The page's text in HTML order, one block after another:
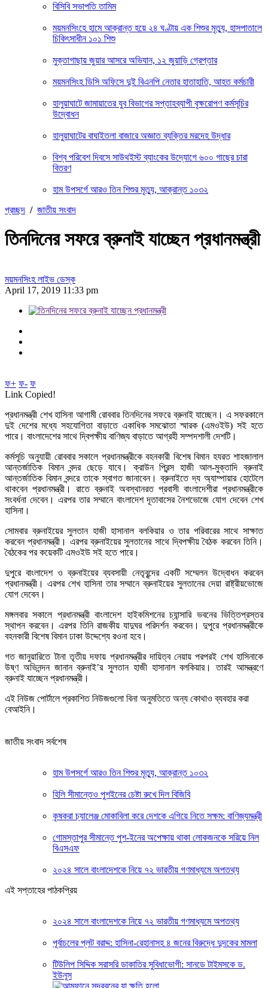
বিসিবি সভাপতি তামিম
ময়মনসিংহে হামে আক্রান্ত হয়ে ২৪ ঘণ্টায় এক শিশুর মৃত্যু, হাসপাতালে
চিকিৎসাধীন ১০১ শিশু
মুক্তাগাছায় জুয়ার আসরে অভিযান, ১২ জুয়াড়ি গ্রেপ্তার
ময়মনসিংহ ডিসি অফিসে দুই বিএনপি নেতার হাতাহাতি, আহত কর্মচারী
হালুয়াঘাটে জামায়াতের যুব বিভাগের সপ্তাহব্যাপী বৃক্ষরোপণ কর্মসূচির
উদ্বোধন
হালুয়াঘাটের বাঘাইতলা বাজারে অজ্ঞাত ব্যক্তির মরদেহ উদ্ধার
বিশ্ব পরিবেশ দিবসে সাউথইস্ট ব্যাংকের উদ্যোগে ৬০০ গাছের চারা
বিতরণ
হাম উপসর্গে আরও তিন শিশুর মৃত্যু, আক্রান্ত ১০৩২
প্রচ্ছদ / জাতীয় সংবাদ
তিনদিনের সফরে ব্রুনাই যাচ্ছেন প্রধানমন্ত্রী
ময়মনসিংহ লাইভ ডেস্ক
April 17, 2019 11:33 pm
ফ+ ফ- ফ
Link Copied!
প্রধানমন্ত্রী শেখ হাসিনা আগামী রোববার তিনদিনের সফরে ব্রুনাই যাচ্ছেন। এ সফরকালে
দুই দেশের মধ্যে সহযোগিতা বাড়াতে একাধিক সমঝোতা স্মারক (এমওইউ) সই হতে
পারে। বাংলাদেশের সাথে দ্বিপক্ষীয় বাণিজ্য বাড়াতে আগ্রহী সম্পদশালী দেশটি।
কর্মসূচি অনুযায়ী রোববার সকালে প্রধানমন্ত্রীকে বহনকারী বিশেষ বিমান হযরত শাহজালাল
আন্তর্জাতিক বিমান বন্দর ছেড়ে যাবে। ক্রাউন প্রিন্স হাজী আল-মুক্তাদি ব্রুনাই
আন্তর্জাতিক বিমান বন্দরে তাকে স্বাগত জানাবেন। ব্রুনাইতে দ্য অ্যাম্পায়ার হোটেলে
থাকবেন প্রধানমন্ত্রী। রাতে ব্রুনাই অবস্থানরত প্রবাসী বাংলাদেশীরা প্রধানমন্ত্রীকে
সংবর্ধনা দেবেন। এরপর তার সম্মানে বাংলাদেশ দূতাবাসের নৈশভোজে যোগ দেবেন শেখ
হাসিনা।
সোমবার ব্রুনাইয়ের সুলতান হাজী হাসানাল বলকিয়ার ও তার পরিবারের সাথে সাক্ষাত
করবেন প্রধানমন্ত্রী। এরপর ব্রুনাইয়ের সুলতানের সাথে দ্বিপক্ষীয় বৈঠক করবেন তিনি।
বৈঠকের পর কয়েকটি এমওইউ সই হতে পারে।
দুপুরে বাংলাদেশ ও ব্রুনাইয়ের ব্যবসায়ী নেতৃবৃন্দের একটি সম্মেলন উদ্বোধন করবেন
প্রধানমন্ত্রী। এরপর শেখ হাসিনা তার সম্মানে ব্রুনাইয়ের সুলতানের দেয়া রাষ্ট্রীয়ভোজে
যোগ দেবেন।
মঙ্গলবার সকালে প্রধানমন্ত্রী বাংলাদেশ হাইকমিশনের চ্যান্সারি ভবনের ভিত্তিপ্রস্তর
স্থাপন করবেন। এরপর তিনি রাজকীয় যাদুঘর পরিদর্শন করবেন। দুপুরে প্রধানমন্ত্রীকে
বহনকারী বিশেষ বিমান ঢাকা উদ্দেশ্যে রওনা হবে।
গত জানুয়ারিতে টানা তৃতীয় দফায় প্রধানমন্ত্রীর দায়িত্ব নেয়ায় পরপরই শেখ হাসিনাকে
উষ্ণ অভিনন্দন জানান ব্রুনাই’র সুলতান হাজী হাসানাল বলকিয়ার। তারই আমন্ত্রণে
ব্রুনাই যাচ্ছেন প্রধানমন্ত্রী।
এই নিউজ পোর্টালে প্রকাশিত নিউজগুলো বিনা অনুমতিতে অন্য কোথাও ব্যবহার করা
বেআইনি।
জাতীয় সংবাদ সর্বশেষ
হাম উপসর্গে আরও তিন শিশুর মৃত্যু, আক্রান্ত ১০৩২
হিলি সীমান্তেও পুশইনের চেষ্টা রুখে দিল বিজিবি
কৃষকরা চ্যালেঞ্জ মোকাবিলা করে দেশকে এগিয়ে নিতে সক্ষম: বাণিজ্যমন্ত্রী
গোমস্তাপুর সীমান্তে পুশ-ইনের অপেক্ষায় থাকা লোকজনকে সরিয়ে নিল
বিএসএফ
২০২৪ সালে বাংলাদেশকে নিয়ে ৭২ ভারতীয় গণমাধ্যমে অপতথ্য
এই সপ্তাহের পাঠকপ্রিয়
২০২৪ সালে বাংলাদেশকে নিয়ে ৭২ ভারতীয় গণমাধ্যমে অপতথ্য
পূর্বাচলের প্লট বরাদ্দ: হাসিনা-রেহানাসহ ৪ জনের বিরুদ্ধে দুদকের মামলা
টিউলিপ সিদ্দিক সরাসরি ডাকাতির সুবিধাভোগী: সানডে টাইমসকে ড.
ইউনূস